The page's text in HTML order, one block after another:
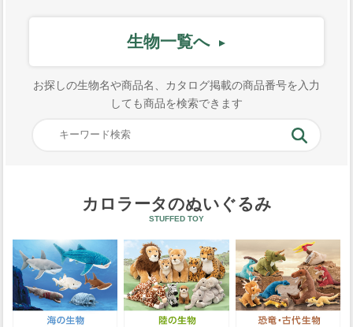
生物一覧へ
お探しの生物名や商品名、カタログ掲載の商品番号を入力
しても商品を検索できます
カロラータのぬいぐるみ
STUFFED TOY